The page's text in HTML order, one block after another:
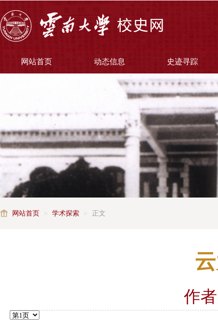
网站首页 动态信息 史迹寻踪
网站首页 > 学术探索 > 正文
作